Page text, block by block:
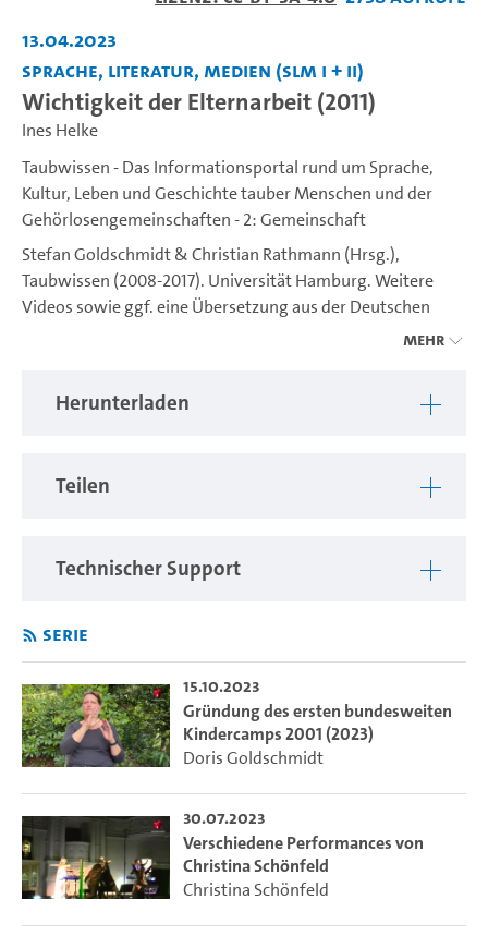
13.04.2023
Sprache, Literatur, Medien (SLM I + II)
Wichtigkeit der Elternarbeit (2011)
Ines Helke
Taubwissen - Das Informationsportal rund um Sprache,
Kultur, Leben und Geschichte tauber Menschen und der
Gehörlosengemeinschaften - 2: Gemeinschaft
Stefan Goldschmidt & Christian Rathmann (Hrsg.),
Taubwissen (2008-2017). Universität Hamburg. Weitere
Videos sowie ggf. eine Übersetzung aus der Deutschen
Gebärdensprache und Kommunikation Gehörloser).
Mehr
Herunterladen
Teilen
Technischer Support
Serie
15.10.2023
Gründung des ersten bundesweiten
Kindercamps 2001 (2023)
Doris Goldschmidt
30.07.2023
Verschiedene Performances von
Christina Schönfeld
Christina Schönfeld